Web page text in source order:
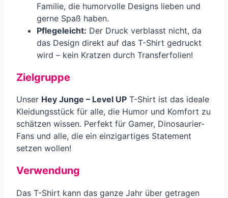
Familie, die humorvolle Designs lieben und
gerne Spaß haben.
Pflegeleicht: Der Druck verblasst nicht, da
das Design direkt auf das T-Shirt gedruckt
wird – kein Kratzen durch Transferfolien!
Zielgruppe
Unser Hey Junge – Level UP T-Shirt ist das ideale
Kleidungsstück für alle, die Humor und Komfort zu
schätzen wissen. Perfekt für Gamer, Dinosaurier-
Fans und alle, die ein einzigartiges Statement
setzen wollen!
Verwendung
Das T-Shirt kann das ganze Jahr über getragen